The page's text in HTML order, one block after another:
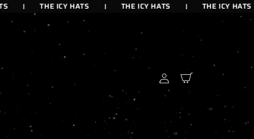
THE ICY HATS THE ICY HATS THE ICY HATS
Iniciar
sesión
Carrito